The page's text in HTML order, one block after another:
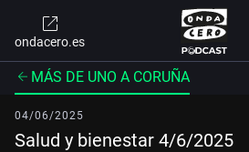
ondacero.es
MÁS DE UNO A CORUÑA
04/06/2025
Salud y bienestar 4/6/2025